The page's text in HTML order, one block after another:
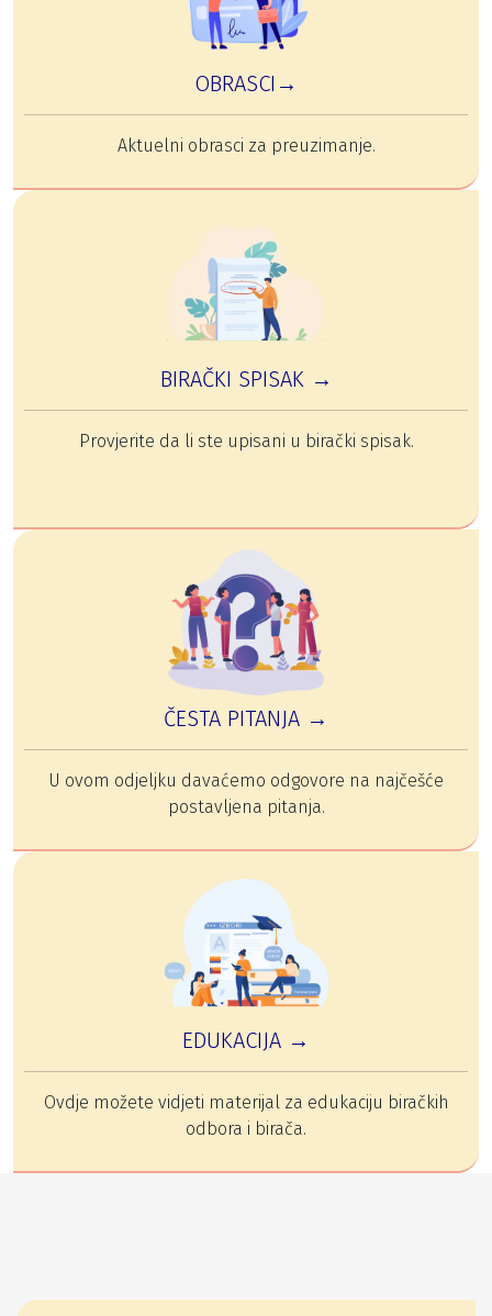
OBRASCI→
Aktuelni obrasci za preuzimanje.
BIRAČKI SPISAK →
Provjerite da li ste upisani u birački spisak.
ČESTA PITANJA →
U ovom odjeljku davaćemo odgovore na najčešće
postavljena pitanja.
EDUKACIJA →
Ovdje možete vidjeti materijal za edukaciju biračkih
odbora i birača.